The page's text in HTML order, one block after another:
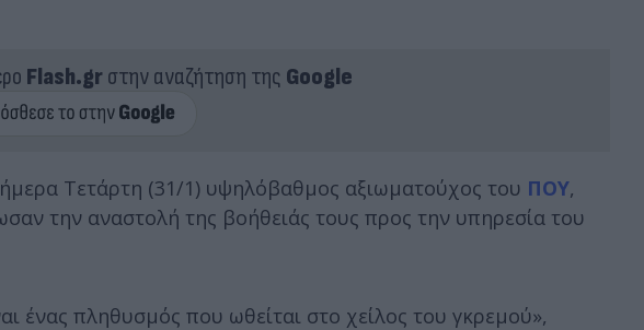
Flash.grστην αναζήτηση της Google
Τετάρτη (31/1) υψηλόβαθμος αξιωματούχος του ΠΟΥ,
την αναστολή της βοήθειάς τους προς την υπηρεσία του
ένας πληθυσμός που ωθείται στο χείλος του γκρεμού»,